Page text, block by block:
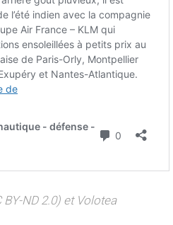
ND 2.0) et Volotea